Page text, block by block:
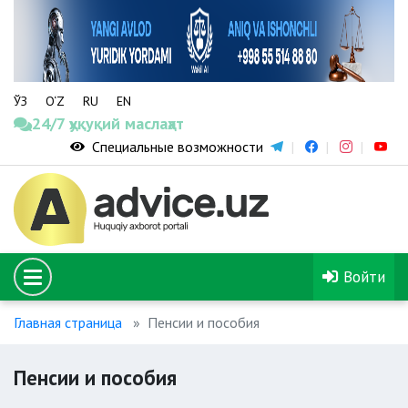
ЎЗ O‘Z RU EN
24/7 ҳуқуқий маслаҳат
Специальные возможности
Войти
Главная страница Пенсии и пособия
Пенсии и пособия